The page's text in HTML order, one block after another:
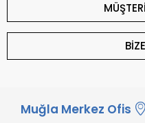
Muğla Merkez Ofis